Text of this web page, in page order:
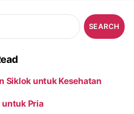
Siklok untuk Kesehatan
Pria